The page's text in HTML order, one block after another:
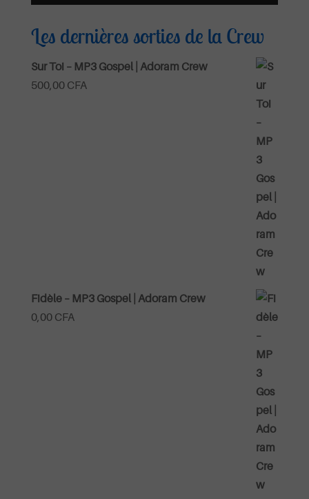
Les dernières sorties de la Crew
Sur Toi – MP3 Gospel | Adoram Crew
500,00 CFA
Fidèle – MP3 Gospel | Adoram Crew
0,00 CFA